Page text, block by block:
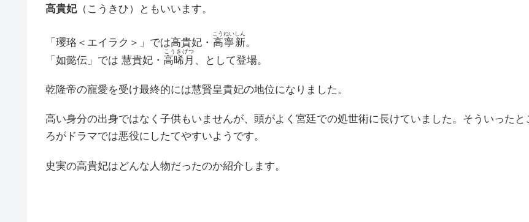
高貴妃（こうきひ）ともいいます。
「瓔珞＜エイラク＞」では高貴妃・ 高寧新
こうねいしん
。
「如懿伝」では 慧貴妃・ 高晞月
こうきげつ
、として登場。
乾隆帝の寵愛を受け最終的には慧賢皇貴妃の地位になりました。
高い身分の出身ではなく子供もいませんが、頭がよく宮廷での処世術に長けていました。そういったと
ろがドラマでは悪役にしたてやすいようです。
史実の高貴妃はどんな人物だったのか紹介します。